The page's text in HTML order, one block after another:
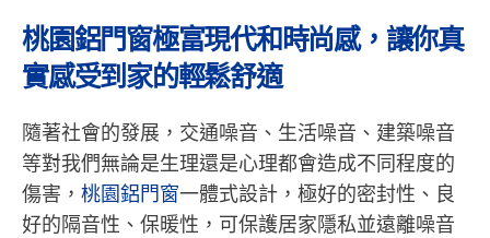
桃園鋁門窗極富現代和時尚感，讓你真
實感受到家的輕鬆舒適
隨著社會的發展，交通噪音、生活噪音、建築噪音
等對我們無論是生理還是心理都會造成不同程度的
傷害， 桃園鋁門窗一體式設計，極好的密封性、良
好的隔音性、保暖性，可保護居家隱私並遠離噪音